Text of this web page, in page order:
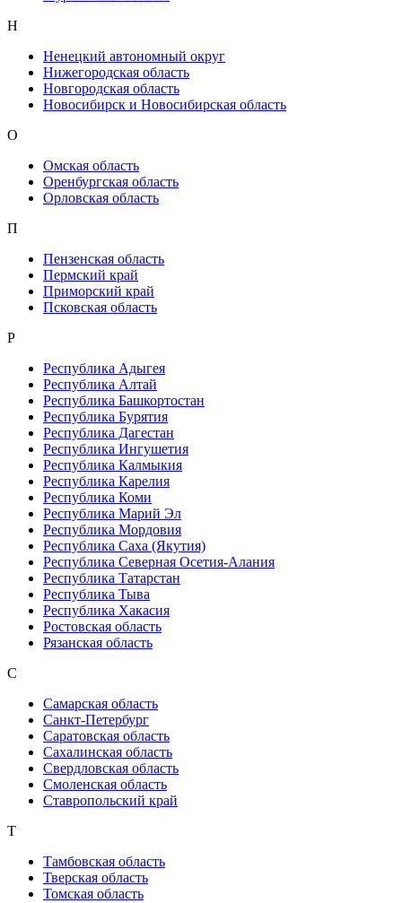
Н
Ненецкий автономный округ
Нижегородская область
Новгородская область
Новосибирск и Новосибирская область
О
Омская область
Оренбургская область
Орловская область
П
Пензенская область
Пермский край
Приморский край
Псковская область
Р
Республика Адыгея
Республика Алтай
Республика Башкортостан
Республика Бурятия
Республика Дагестан
Республика Ингушетия
Республика Калмыкия
Республика Карелия
Республика Коми
Республика Марий Эл
Республика Мордовия
Республика Саха (Якутия)
Республика Северная Осетия-Алания
Республика Татарстан
Республика Тыва
Республика Хакасия
Ростовская область
Рязанская область
С
Самарская область
Санкт-Петербург
Саратовская область
Сахалинская область
Свердловская область
Смоленская область
Ставропольский край
Т
Тамбовская область
Тверская область
Томская область